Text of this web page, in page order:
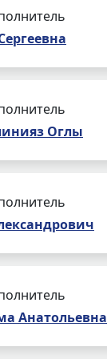
Оглы
Анатольевна